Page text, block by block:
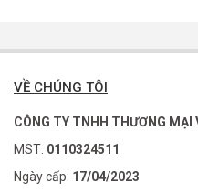
VỀ CHÚNG TÔI
CÔNG TY TNHH THƯƠNG MẠI
MST: 0110324511
Ngày cấp: 17/04/2023